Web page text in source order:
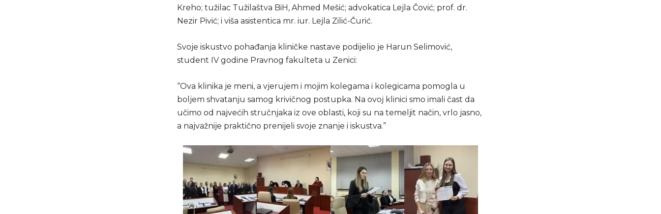
Kreho; tužilac Tužilaštva BiH, Ahmed Mešić; advokatica Lejla Čović; prof. dr.
Nezir Pivić; i viša asistentica mr. iur. Lejla Zilić-Čurić.
Svoje iskustvo pohađanja kliničke nastave podijelio je Harun Selimović,
student IV godine Pravnog fakulteta u Zenici:
“Ova klinika je meni, a vjerujem i mojim kolegama i kolegicama pomogla u
boljem shvatanju samog krivičnog postupka. Na ovoj klinici smo imali čast da
učimo od najvećih stručnjaka iz ove oblasti, koji su na temeljit način, vrlo jasno,
a najvažnije praktično prenijeli svoje znanje i iskustva.”